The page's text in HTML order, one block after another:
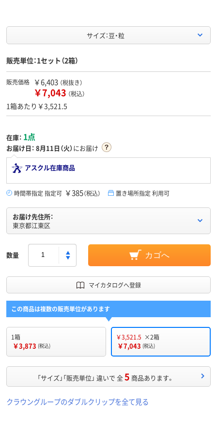
サイズ：豆・粒
販売単位：1セット（2箱）
販売価格 ￥6,403 （税抜き）
￥7,043 （税込）
1箱あたり￥3,521.5
在庫： 1点
お届け日： 8月11日（火）にお届け
アスクル在庫商品
時間帯指定 指定可 ￥385（税込） 置き場所指定 利用可
お届け先住所：
東京都江東区
数量 カゴへ
マイカタログへ登録
この商品は複数の販売単位があります
1箱
￥3,873 (税込)
￥3,521.5 ×2箱
￥7,043 (税込)
「サイズ」「販売単位」 違いで 全5 商品あります。
クラウングループのダブルクリップを全て見る